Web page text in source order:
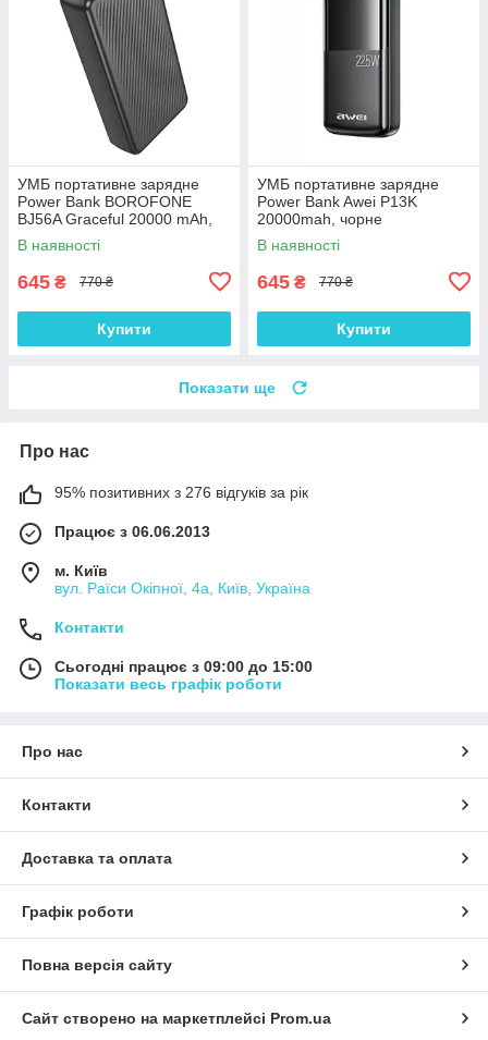
УМБ портативне зарядне
Power Bank BOROFONE
BJ56A Graceful 20000 mAh,
чорне
В наявності
645 ₴ 770 ₴
Купити
УМБ портативне зарядне
Power Bank Awei P13K
20000mah, чорне
В наявності
645 ₴ 770 ₴
Купити
Показати ще
Про нас
95% позитивних з 276 відгуків за рік
Працює з 06.06.2013
м. Київ
вул. Раїси Окіпної, 4а, Київ, Україна
Контакти
Сьогодні працює з 09:00 до 15:00
Показати весь графік роботи
Про нас
Контакти
Доставка та оплата
Графік роботи
Повна версія сайту
Сайт створено на маркетплейсі Prom.ua